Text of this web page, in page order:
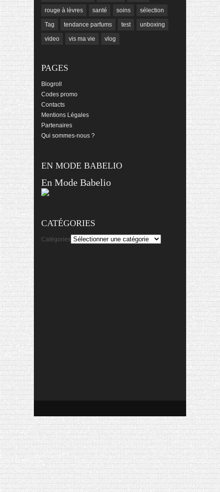
rouge à lèvres santé soins sélection
Tag tendance parfums test unboxing
video vis ma vie vlog
PAGES
Blogroll
Codes promo
Contacts
Mentions Légales
Partenaires
Qui sommes-nous ?
EN MODE BABELIO
En Mode Babelio
CATÉGORIES
Catégories